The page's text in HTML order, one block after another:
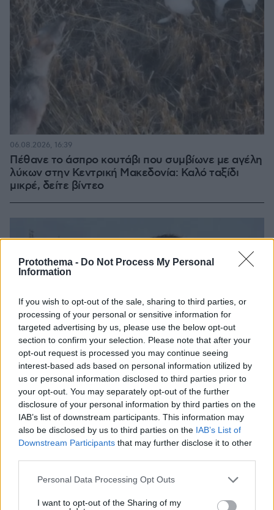
Protothema - Do Not Process My Personal
Information
If you wish to opt-out of the sale, sharing to third parties, or
processing of your personal or sensitive information for
targeted advertising by us, please use the below opt-out
section to confirm your selection. Please note that after your
opt-out request is processed you may continue seeing
interest-based ads based on personal information utilized by
us or personal information disclosed to third parties prior to
your opt-out. You may separately opt-out of the further
disclosure of your personal information by third parties on the
IAB’s list of downstream participants. This information may
also be disclosed by us to third parties on the IAB’s List of
Downstream Participants that may further disclose it to other
Please note that this website/app uses one or more Google
not limited to your visit or usage behaviour. You may click to
Personal Data Processing Opt Outs
I want to opt-out of the Sharing of my
Πέθανε το άσπρο κουτάβι που συμβίωνε με αγέλη
λύκων στην Κεντρική Μακεδονία: Καλό ταξίδι
μικρέ, δείτε βίντεο
06.08.2026, 16:39
Η αποκαλυπτική κατάθεση της συζύγου του
06.08.2026, 12:32